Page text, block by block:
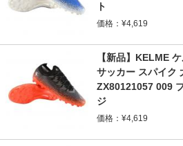
ト
価格：¥4,619
【新品】KELME
サッカー スパイク
ZX80121057 009
ジ
価格：¥4,619